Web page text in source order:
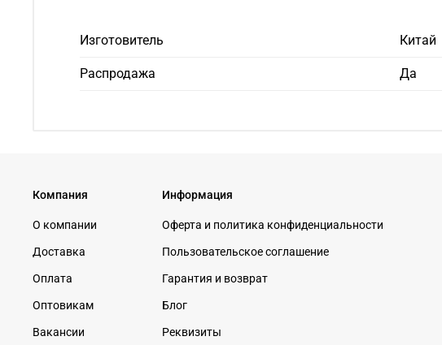
Изготовитель Китай
Распродажа Да
Компания
О компании
Доставка
Оплата
Оптовикам
Вакансии
Информация
Оферта и политика конфиденциальности
Пользовательское соглашение
Гарантия и возврат
Блог
Реквизиты